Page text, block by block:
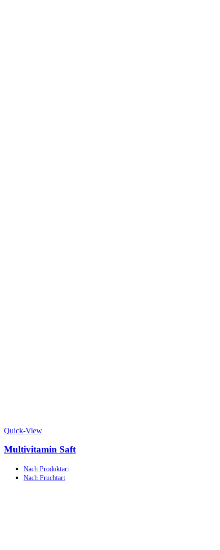
Quick-View
Multivitamin Saft
Nach Produktart
Nach Fruchtart